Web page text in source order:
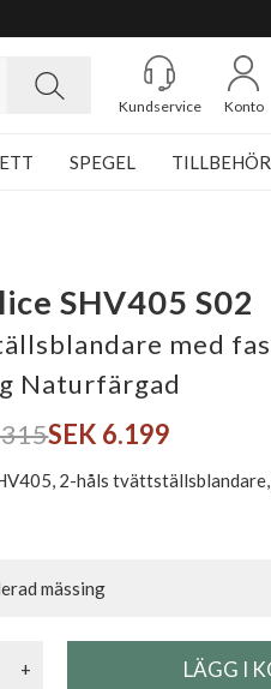
Kundservice Konto
SPEGEL TILLBEHÖR
SHV405 S02
med
Naturfärgad
SEK 6.199
2-håls
mässing
+